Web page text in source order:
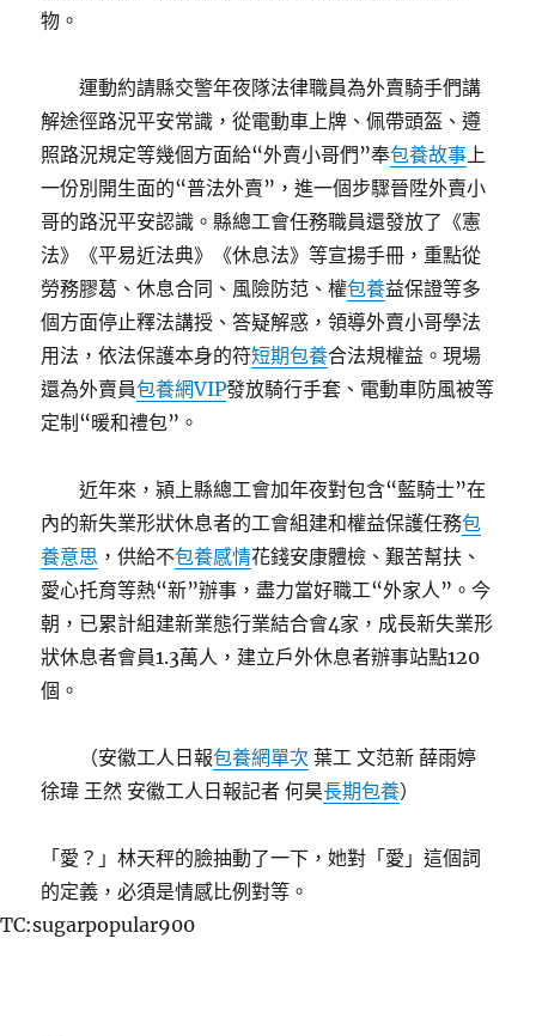
物。
運動約請縣交警年夜隊法律職員為外賣騎手們講
解途徑路況平安常識，從電動車上牌、佩帶頭盔、遵
照路況規定等幾個方面給“外賣小哥們”奉包養故事上
一份別開生面的“普法外賣”，進一個步驟晉陞外賣小
哥的路況平安認識。縣總工會任務職員還發放了《憲
法》《平易近法典》《休息法》等宣揚手冊，重點從
勞務膠葛、休息合同、風險防范、權包養益保證等多
個方面停止釋法講授、答疑解惑，領導外賣小哥學法
用法，依法保護本身的符短期包養合法規權益。現場
還為外賣員包養網VIP發放騎行手套、電動車防風被等
定制“暖和禮包”。
近年來，潁上縣總工會加年夜對包含“藍騎士”在
內的新失業形狀休息者的工會組建和權益保護任務包
養意思 ，供給不包養感情花錢安康體檢、艱苦幫扶、
愛心托育等熱“新”辦事，盡力當好職工“外家人”。今
朝，已累計組建新業態行業結合會4家，成長新失業形
狀休息者會員1.3萬人，建立戶外休息者辦事站點120
個。
（安徽工人日報包養網單次 葉工 文范新 薛雨婷
徐瑋 王然 安徽工人日報記者 何昊長期包養）
「愛？」林天秤的臉抽動了一下，她對「愛」這個詞
的定義，必須是情感比例對等。
TC:sugarpopular900